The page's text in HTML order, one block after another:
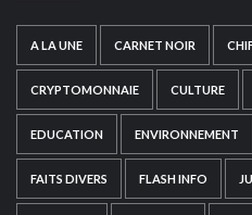
A LA UNE CARNET NOIR
CRYPTOMONNAIE CULTURE
EDUCATION ENVIRONNEMENT
FAITS DIVERS FLASH INFO